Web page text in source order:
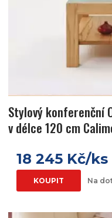
Stylový konferenční
v délce 120 cm
18 245 Kč/ks
KOUPIT Na